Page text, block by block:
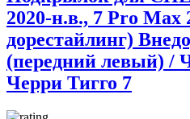
2020-н.в., 7 Pro Max
дорестайлинг)
(передний левый) /
Черри Тигго 7